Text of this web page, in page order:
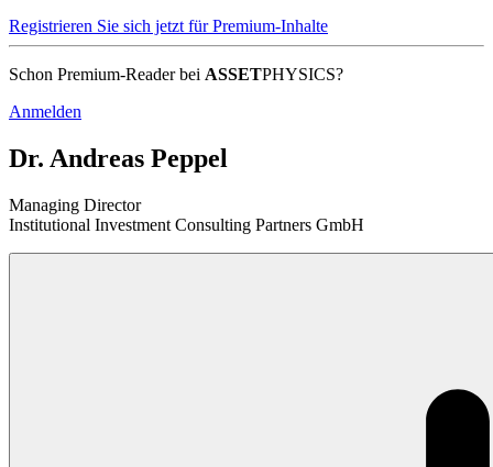
Registrieren Sie sich jetzt für Premium-Inhalte
Schon Premium-Reader bei ASSETPHYSICS?
Anmelden
Dr. Andreas Peppel
Managing Director
Institutional Investment Consulting Partners GmbH